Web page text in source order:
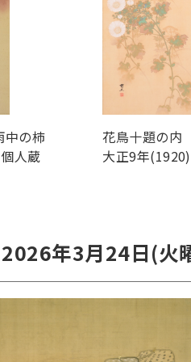
の柿
人蔵
花鳥十題の
大正9年
年3月24日(火